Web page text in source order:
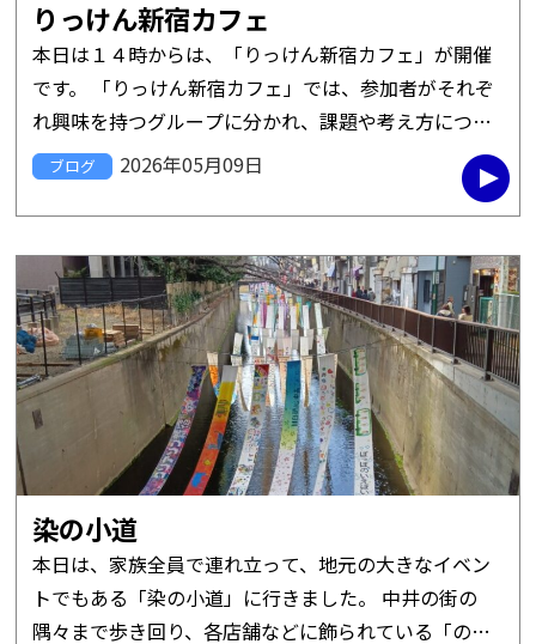
りっけん新宿カフェ
本日は１４時からは、「りっけん新宿カフェ」が開催
です。 「りっけん新宿カフェ」では、参加者がそれぞ
れ興味を持つグループに分かれ、課題や考え方につい
て議論する形式で運営されます。 「これからの政治・
選挙」、「これからのくら […]
ブログ 2026年05月09日
染の小道
本日は、家族全員で連れ立って、地元の大きなイベン
トでもある「染の小道」に行きました。 中井の街の
隅々まで歩き回り、各店舗などに飾られている「のれ